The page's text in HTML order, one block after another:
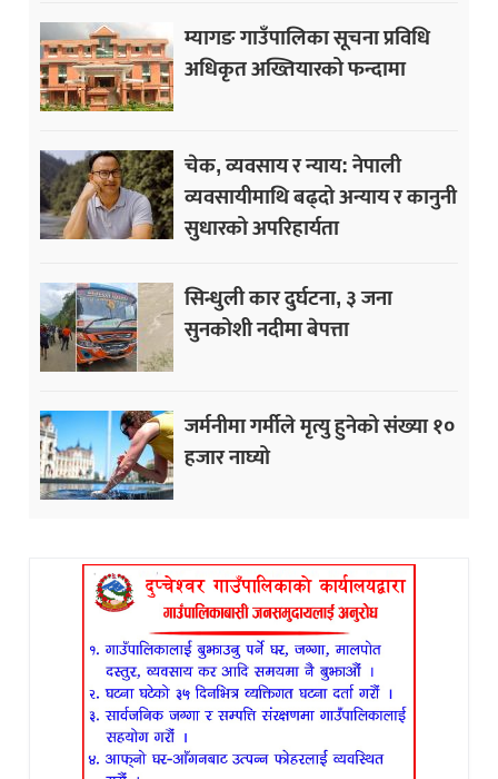
म्यागङ गाउँपालिका सूचना प्रविधि
अधिकृत अख्तियारको फन्दामा
चेक, व्यवसाय र न्याय: नेपाली
व्यवसायीमाथि बढ्दो अन्याय र कानुनी
सुधारको अपरिहार्यता
सिन्धुली कार दुर्घटना, ३ जना
सुनकोशी नदीमा बेपत्ता
जर्मनीमा गर्मीले मृत्यु हुनेको संख्या १०
हजार नाघ्यो